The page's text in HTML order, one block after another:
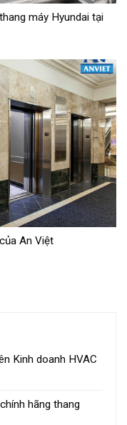
máy Hyundai tại
An Việt
Kinh doanh HVAC
hãng thang